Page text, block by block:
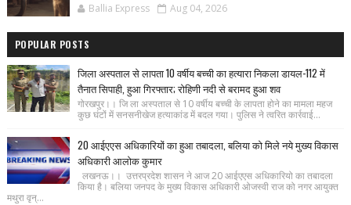
Ballia Express Aug 04, 2026
POPULAR POSTS
जिला अस्पताल से लापता 10 वर्षीय बच्ची का हत्यारा निकला डायल-112 में
तैनात सिपाही, हुआ गिरफ्तार; रोहिणी नदी से बरामद हुआ शव
गोरखपुर।। जि ला अस्पताल से 10 वर्षीय बच्ची के लापता होने का मामला महज
कुछ घंटों में सनसनीखेज हत्याकांड में बदल गया। पुलिस ने त्वरित कार्रवाई...
20 आईएएस अधिकारियों का हुआ तबादला, बलिया को मिले नये मुख्य विकास
अधिकारी आलोक कुमार
लखनऊ।। उत्तरप्रदेश शासन ने आज 20 आईएएस अधिकारियो का तबादला
किया है। बलिया जनपद के मुख्य विकास अधिकारी ओजस्वी राज को नगर आयुक्त
मथुरा वृन्...